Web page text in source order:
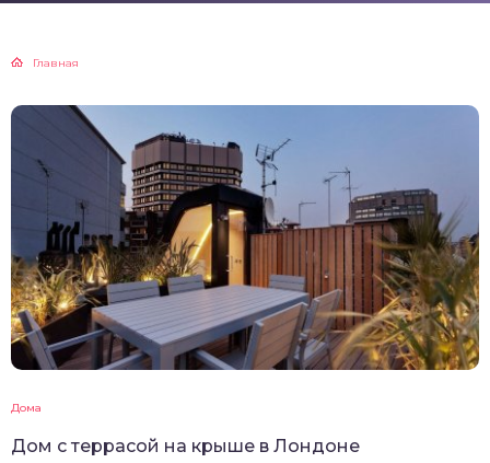
Главная
Дома
Дом с террасой на крыше в Лондоне